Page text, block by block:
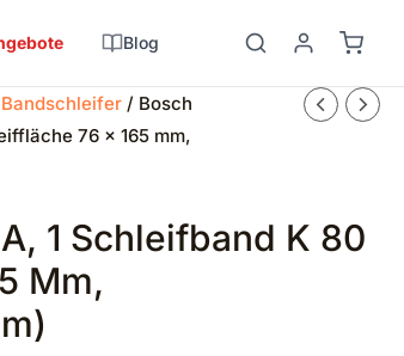
Blog
Bandschleifer/ Bosch
76 x 165 mm,
1 Schleifband K 80
Mm,